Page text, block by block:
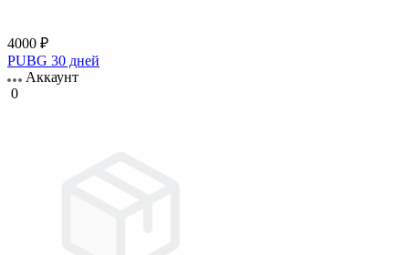
4000 ₽
PUBG 30 дней
Аккаунт
0